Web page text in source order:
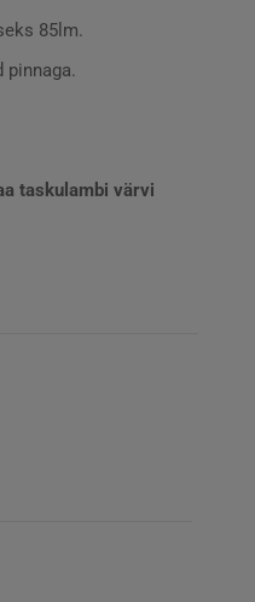
85lm.
taskulambi värvi